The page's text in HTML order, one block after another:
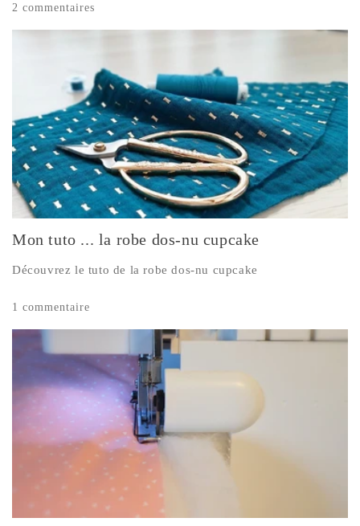
2 commentaires
Mon tuto ... la robe dos-nu cupcake
Découvrez le tuto de la robe dos-nu cupcake
1 commentaire